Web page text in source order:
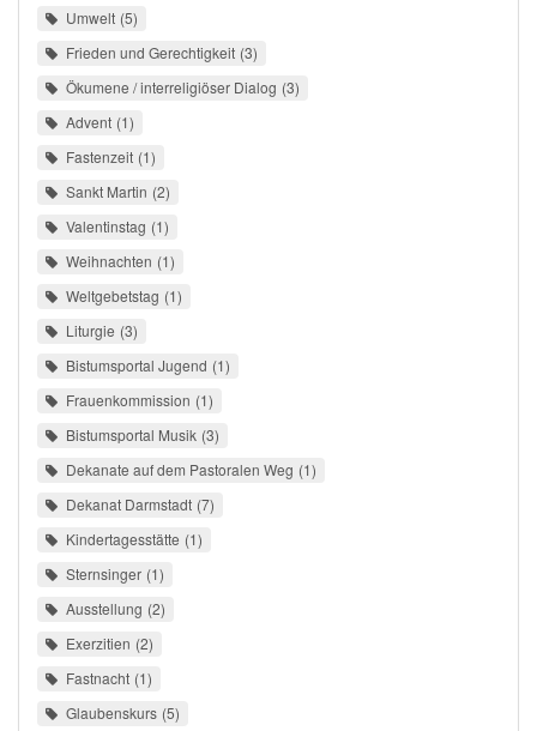
Umwelt 5
Frieden und Gerechtigkeit 3
Ökumene / interreligiöser Dialog 3
Advent 1
Fastenzeit 1
Sankt Martin 2
Valentinstag 1
Weihnachten 1
Weltgebetstag 1
Liturgie 3
Bistumsportal Jugend 1
Frauenkommission 1
Bistumsportal Musik 3
Dekanate auf dem Pastoralen Weg 1
Dekanat Darmstadt 7
Kindertagesstätte 1
Sternsinger 1
Ausstellung 2
Exerzitien 2
Fastnacht 1
Glaubenskurs 5